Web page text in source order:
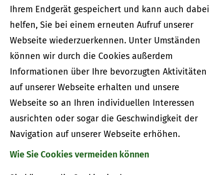
Ihrem Endgerät gespeichert und kann auch dabei
helfen, Sie bei einem erneuten Aufruf unserer
Webseite wiederzuerkennen. Unter Umständen
können wir durch die Cookies außerdem
Informationen über Ihre bevorzugten Aktivitäten
auf unserer Webseite erhalten und unsere
Webseite so an Ihren individuellen Interessen
ausrichten oder sogar die Geschwindigkeit der
Navigation auf unserer Webseite erhöhen.
Wie Sie Cookies vermeiden können